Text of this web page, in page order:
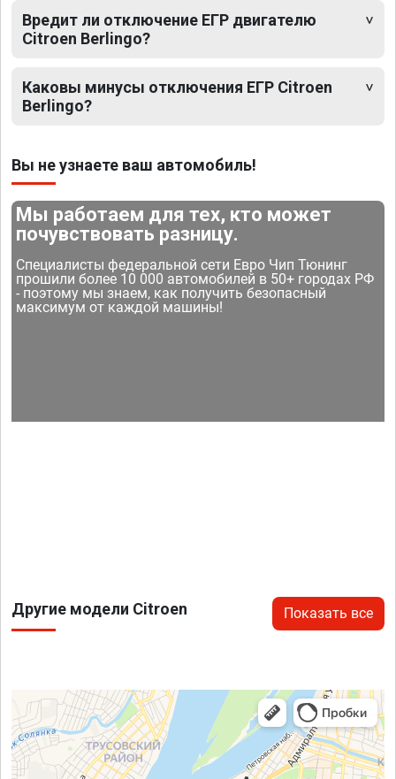
Вредит ли отключение ЕГР двигателю
Citroen Berlingo?
Каковы минусы отключения ЕГР Citroen
Berlingo?
Вы не узнаете ваш автомобиль!
Мы работаем для тех, кто может
почувствовать разницу.
Специалисты федеральной сети Евро Чип Тюнинг
прошили более 10 000 автомобилей в 50+ городах РФ
- поэтому мы знаем, как получить безопасный
максимум от каждой машины!
Другие модели Citroen Показать все